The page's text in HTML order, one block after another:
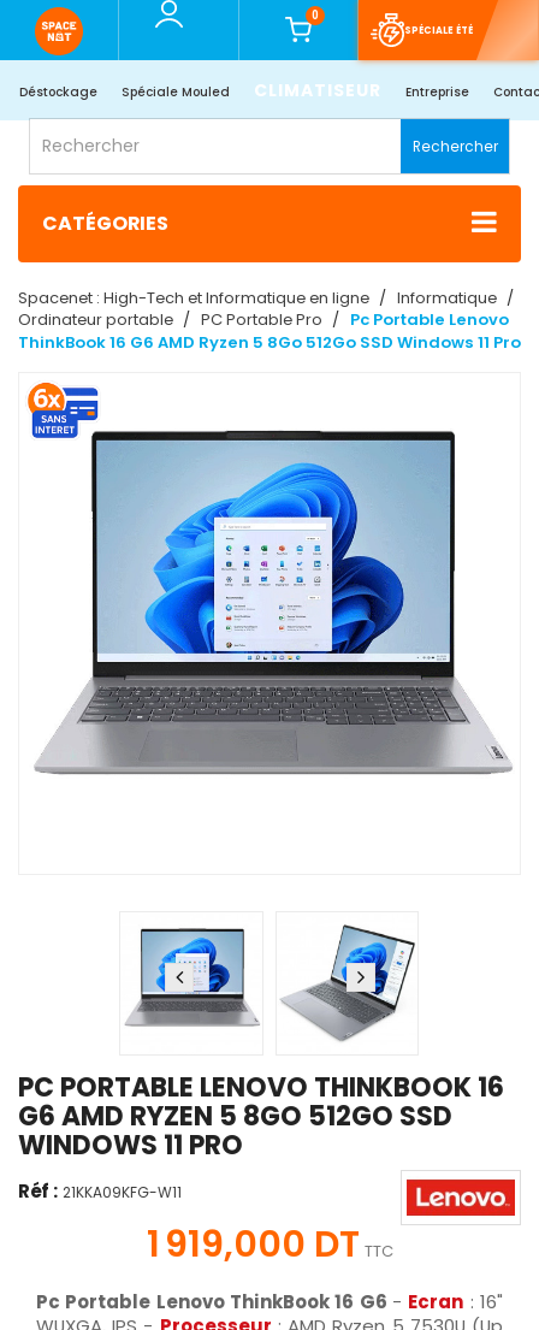
0
SPÉCIALE ÉTÉ
Déstockage Spéciale Mouled CLIMATISEUR Entreprise
Rechercher
CATÉGORIES
Spacenet : High-Tech et Informatique en ligne
Informatique
Ordinateur portable
PC Portable Pro
Pc Portable Lenovo
ThinkBook 16 G6 AMD Ryzen 5 8Go 512Go SSD Windows 11 Pro
PC PORTABLE LENOVO THINKBOOK 16
G6 AMD RYZEN 5 8GO 512GO SSD
WINDOWS 11 PRO
Réf : 21KKA09KFG-W11
1 919,000 DT TTC
Pc Portable Lenovo ThinkBook 16 G6 - Ecran : 16"